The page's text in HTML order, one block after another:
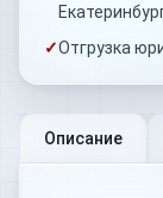
✓Отгрузка
Описание